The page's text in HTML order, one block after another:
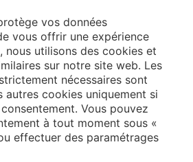
vos données
vous offrir une expérience
nous utilisons des cookies et
sur notre site web. Les
nécessaires sont
autres cookies uniquement si
Vous pouvez
à tout moment sous «
effectuer des paramétrages